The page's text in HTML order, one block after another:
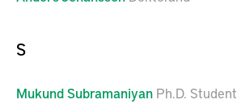
S
MukundSubramaniyan Ph.D. Student